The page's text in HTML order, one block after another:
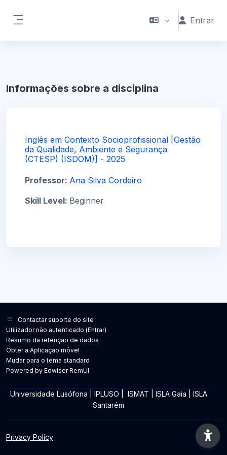
Entrar
Informações sobre a disciplina
Inglês em Contexto Socioprofissional [Gestão
da Qualidade, Ambiente e Segurança
(CTESP) (ISDOM)] - 2025
Professor: Ana Silva Cordeiro
Skill Level: Beginner
Contactar suporte do site
Utilizador não autenticado (Entrar)
Resumo da retenção de dados
Obter a Aplicação móvel
Mudar para o tema standard
Powered by Edwiser RemUI
Universidade Lusófona IPLUSO ISMAT ISLA Gaia
ISLA
Santarém
Privacy Policy